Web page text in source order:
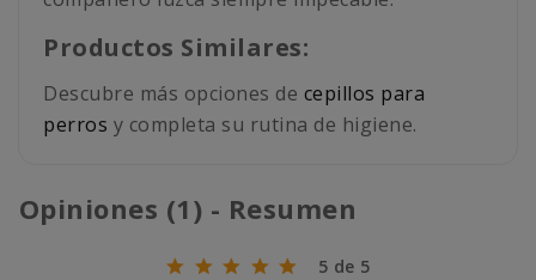
Productos Similares:
Descubre más opciones de cepillos para
perros y completa su rutina de higiene.
Opiniones (1) - Resumen
5 de 5